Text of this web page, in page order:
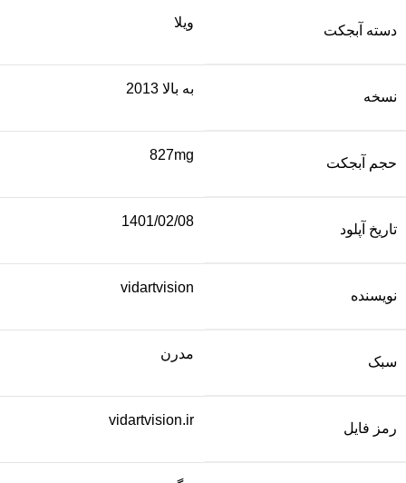
دسته آبجکت
ویلا
نسخه
به بالا 2013
حجم آبجکت
827mg
تاریخ آپلود
1401/02/08
نویسنده
vidartvision
سبک
مدرن
رمز فایل
vidartvision.ir